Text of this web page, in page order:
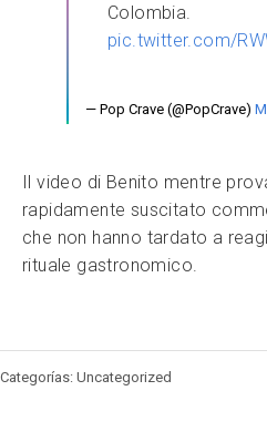
Colombia.
pic.twitter.com/
— Pop Crave (@PopCrave)
Il video di Benito mentre
rapidamente suscitato
che non hanno tardato a
rituale gastronomico.
Categorías: Uncategorized